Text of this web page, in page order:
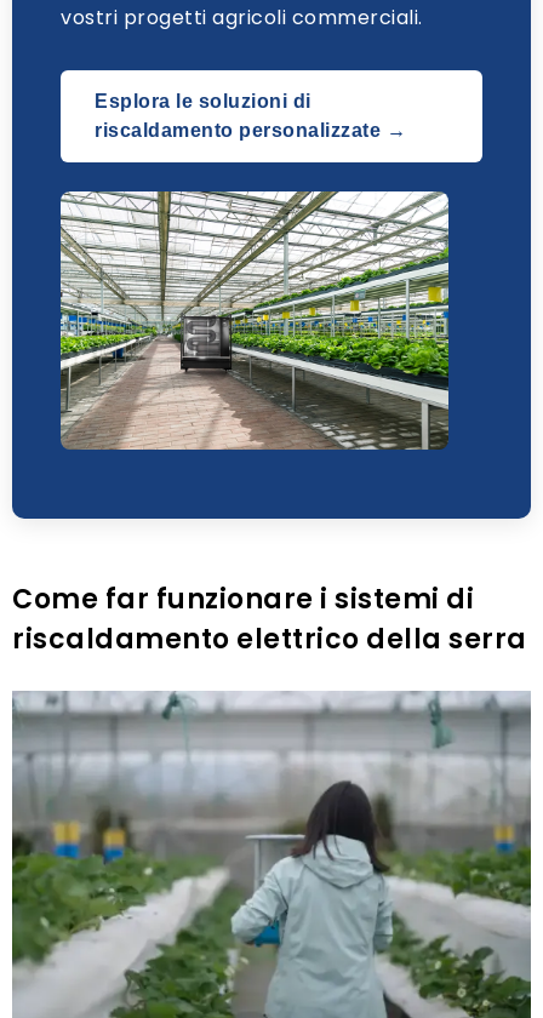
vostri progetti agricoli commerciali.
Esplora le soluzioni di
riscaldamento personalizzate →
Come far funzionare i sistemi di
riscaldamento elettrico della serra